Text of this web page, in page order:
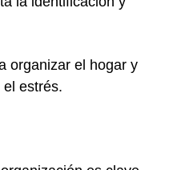
organizar el hogar y
estrés.